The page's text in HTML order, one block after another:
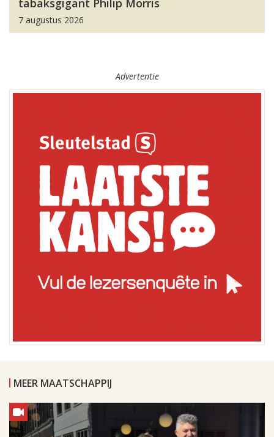
tabaksgigant Philip Morris
7 augustus 2026
Advertentie
MEER MAATSCHAPPIJ